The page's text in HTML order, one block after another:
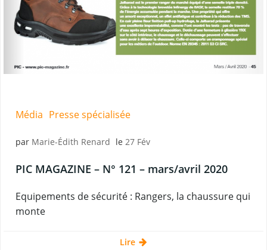
Média Presse spécialisée
par Marie-Édith Renard le 27 Fév
PIC MAGAZINE – N° 121 – mars/avril 2020
Equipements de sécurité : Rangers, la chaussure qui
monte
Lire